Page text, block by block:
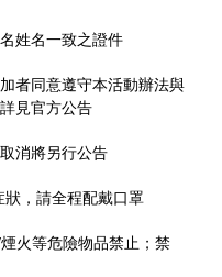
姓名一致之證件
者同意遵守本活動辦法與
見官方公告
消將另行公告
，請全程配戴口罩
火等危險物品禁止；禁